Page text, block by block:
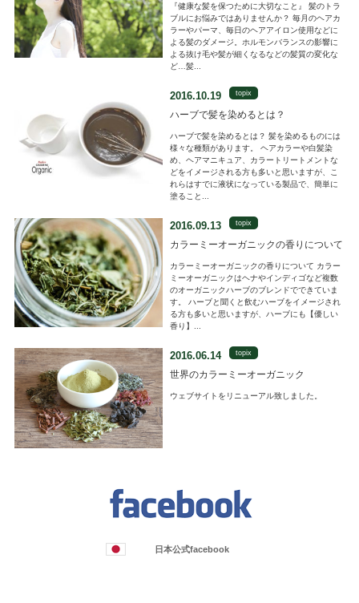
『健康な髪を保つために大切なこと』 髪のトラ
ブルにお悩みではありませんか？ 毎月のヘアカ
ラーやパーマ、毎日のヘアアイロン使用などに
よる髪のダメージ。ホルモンバランスの影響に
よる抜け毛や髪が細くなるなどの髪質の変化な
ど…髪...
2016.10.19 topix
ハーブで髪を染めるとは？
ハーブで髪を染めるとは？ 髪を染めるものには
様々な種類があります。 ヘアカラーや白髪染
め、ヘアマニキュア、カラートリートメントな
どをイメージされる方も多いと思いますが、こ
れらはすでに液状になっている製品で、簡単に
塗ること...
2016.09.13 topix
カラーミーオーガニックの香りについて
カラーミーオーガニックの香りについて カラー
ミーオーガニックはヘナやインディゴなど複数
のオーガニックハーブのブレンドでできていま
す。 ハーブと聞くと飲むハーブをイメージされ
る方も多いと思いますが、ハーブにも【優しい
香り】...
2016.06.14 topix
世界のカラーミーオーガニック
ウェブサイトをリニューアル致しました。
日本公式facebook